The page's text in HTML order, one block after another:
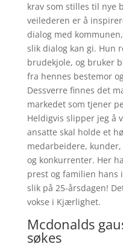
krav som stilles til nye
veilederen er å
dialog med
slik dialog kan gi. Hun
brudekjole, og bruker
fra hennes bestemor
Dessverre finnes det
markedet som tjener
Heldigvis slipper jeg å
ansatte skal holde et
medarbeidere,
og konkurrenter. Her
prest og familien hans
slik på 25-årsdagen!
vokse i Kjærlighet.
Mcdonalds
søkes